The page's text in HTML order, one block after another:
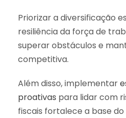
Priorizar a diversificação
resiliência da força de
superar obstáculos e
competitiva.
Além disso, implementar
proativas para lidar com
fiscais fortalece a base